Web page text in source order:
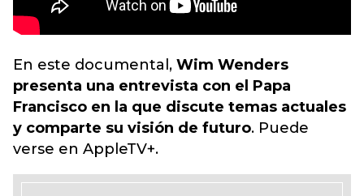
En este documental, Wim Wenders
presenta una entrevista con el Papa
Francisco en la que discute temas actuales
y comparte su visión de futuro. Puede
verse en AppleTV+.